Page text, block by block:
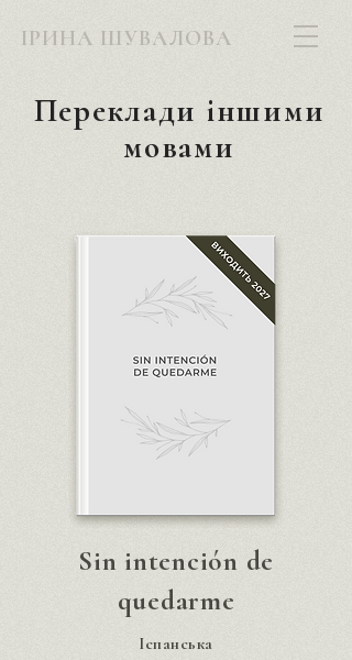
ІРИНА ШУВАЛОВА
Переклади іншими
мовами
Sin intención de
quedarme
Іспанська